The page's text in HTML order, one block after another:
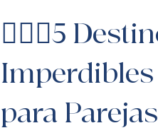
👩‍❤️‍👨5
Imperdibles
para Parejas